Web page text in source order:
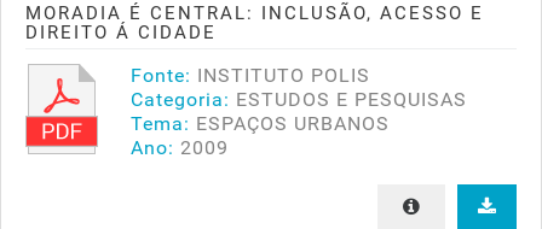
MORADIA É CENTRAL: INCLUSÃO, ACESSO E
DIREITO Á CIDADE
Fonte: INSTITUTO POLIS
Categoria: ESTUDOS E PESQUISAS
Tema: ESPAÇOS URBANOS
Ano: 2009